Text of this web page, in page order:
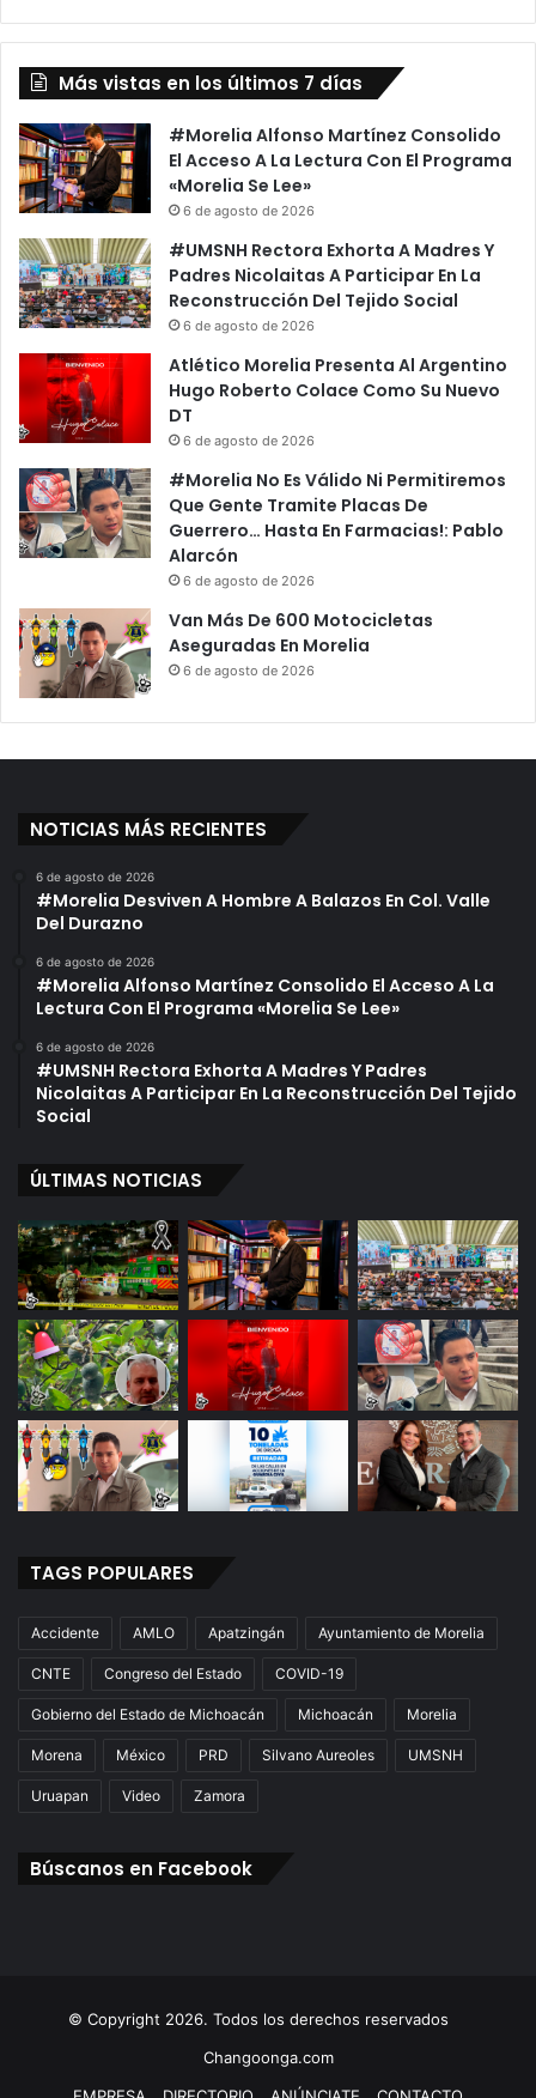
Presenciales
Más vistas en los últimos 7 días
#Morelia Alfonso Martínez Consolido
El Acceso A La Lectura Con El Programa
«Morelia Se Lee»
6 de agosto de 2026
#UMSNH Rectora Exhorta A Madres Y
Padres Nicolaitas A Participar En La
Reconstrucción Del Tejido Social
6 de agosto de 2026
Atlético Morelia Presenta Al Argentino
Hugo Roberto Colace Como Su Nuevo
DT
6 de agosto de 2026
#Morelia No Es Válido Ni Permitiremos
Que Gente Tramite Placas De
Guerrero… Hasta En Farmacias!: Pablo
Alarcón
6 de agosto de 2026
Van Más De 600 Motocicletas
Aseguradas En Morelia
6 de agosto de 2026
NOTICIAS MÁS RECIENTES
6 de agosto de 2026
#Morelia Desviven A Hombre A Balazos En Col. Valle
Del Durazno
6 de agosto de 2026
#Morelia Alfonso Martínez Consolido El Acceso A La
Lectura Con El Programa «Morelia Se Lee»
6 de agosto de 2026
#UMSNH Rectora Exhorta A Madres Y Padres
Nicolaitas A Participar En La Reconstrucción Del Tejido
Social
ÚLTIMAS NOTICIAS
TAGS POPULARES
Accidente AMLO Apatzingán Ayuntamiento de Morelia
CNTE Congreso del Estado COVID-19
Gobierno del Estado de Michoacán Michoacán Morelia
Morena México PRD Silvano Aureoles UMSNH
Uruapan Video Zamora
Búscanos en Facebook
© Copyright 2026. Todos los derechos reservados
Changoonga.com